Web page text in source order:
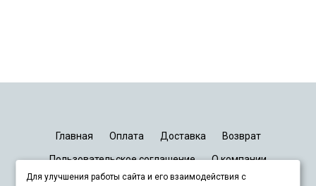
Главная Оплата Доставка Возврат
Пользовательское соглашение О компании
График работы Киев Днепр Запорожье
Для улучшения работы сайта и его взаимодействия с